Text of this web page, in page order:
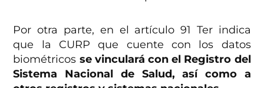
Por otra parte, en el artículo 91 Ter indica
que la CURP que cuente con los datos
biométricos se vinculará con el Registro del
Sistema Nacional de Salud, así como a